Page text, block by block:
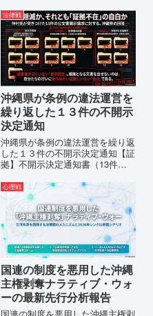
強行しようとしている「仲村覚の
実名公表」。行政側はこの行為
を、特定の個人を社会的制裁に追
い込むための「仕上げ」だと考え
て...
法律戦
沖縄県が条例の違法運営を
繰り返した１３件の不開示
決定通知
沖縄県が条例の違法運営を繰り返
した１３件の不開示決定通知【証
拠】不開示決定通知書（13件）
が請求した「差別認定の根拠」に
対し、県は全て非開示・存否応答
拒否を突きつけました。これは、
彼らが行政手続きの正当性を失
っ...
心理戦
国連の制度を悪用した沖縄
主権剥奪ナラティブ・ウォ
ーの最新先行分析報告